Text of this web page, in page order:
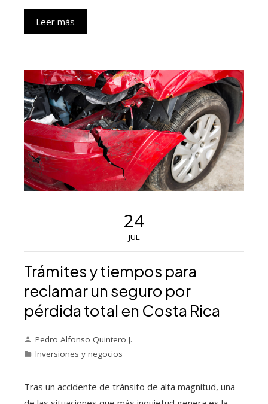
Leer más
24
JUL
Trámites y tiempos para
reclamar un seguro por
pérdida total en Costa Rica
Pedro Alfonso Quintero J.
Inversiones y negocios
Tras un accidente de tránsito de alta magnitud, una